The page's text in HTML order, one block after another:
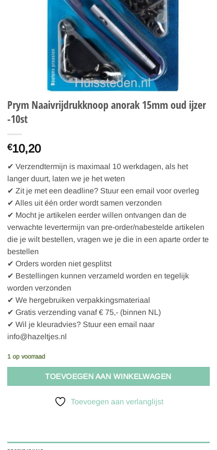
Prym Naaivrijdrukknoop anorak 15mm oud ijzer
-10st
€10,20
✔ Verzendtermijn is maximaal 10 werkdagen, als het
langer duurt, laten we je het weten
✔ Zit je met een deadline? Stuur een email voor overleg
✔ Alles uit één order wordt samen verzonden
✔ Mocht je artikelen eerder willen ontvangen dan de
verwachte levertermijn van pre-order/nabestelde artikelen
die je wilt bestellen, vragen we je die in een aparte order te
bestellen
✔ Orders worden niet gesplitst
✔ Bestellingen kunnen verzameld worden en tegelijk
worden verzonden
✔ We hergebruiken verpakkingsmateriaal
✔ Gratis verzending vanaf € 75,- (binnen NL)
✔ Wil je kleuradvies? Stuur een email naar
info@hazeltjes.nl
1 op voorraad
TOEVOEGEN AAN WINKELWAGEN
Toevoegen aan verlanglijst